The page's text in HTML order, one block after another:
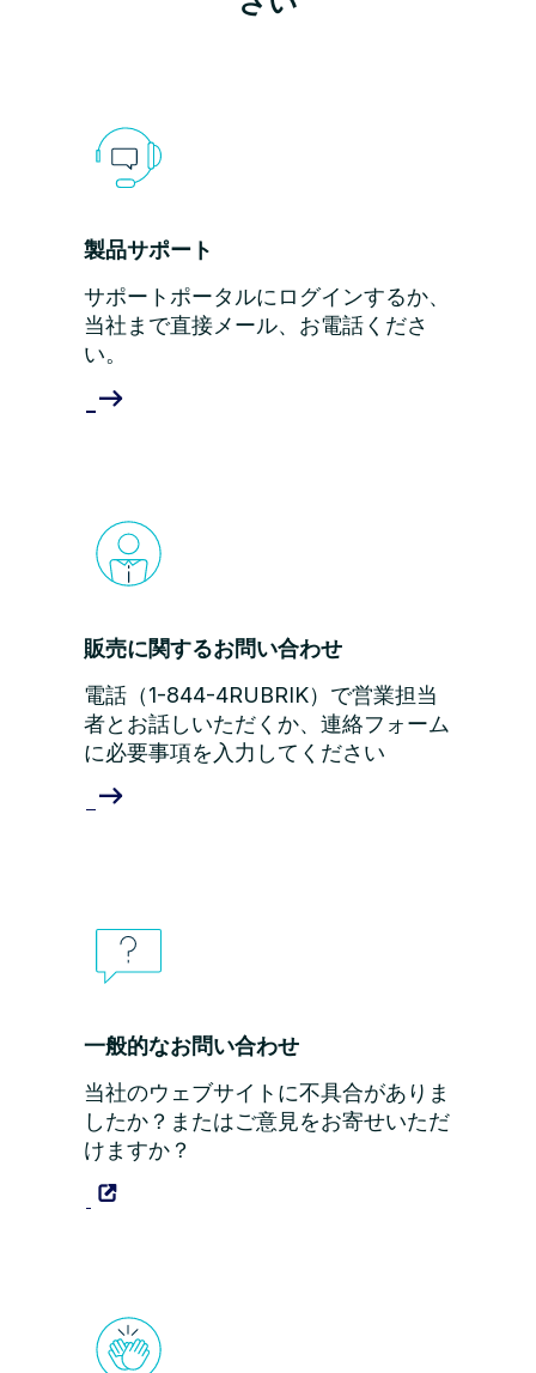
製品サポート
サポートポータルにログインするか、
当社まで直接メール、お電話くださ
い。
販売に関するお問い合わせ
電話（1-844-4RUBRIK）で営業担当
者とお話しいただくか、連絡フォーム
に必要事項を入力してください
一般的なお問い合わせ
当社のウェブサイトに不具合がありま
したか？またはご意見をお寄せいただ
けますか？